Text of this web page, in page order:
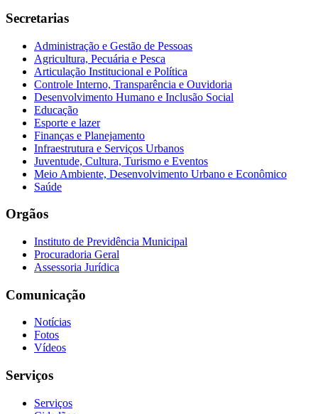
Secretarias
Administração e Gestão de Pessoas
Agricultura, Pecuária e Pesca
Articulação Institucional e Política
Controle Interno, Transparência e Ouvidoria
Desenvolvimento Humano e Inclusão Social
Educação
Esporte e lazer
Finanças e Planejamento
Infraestrutura e Serviços Urbanos
Juventude, Cultura, Turismo e Eventos
Meio Ambiente, Desenvolvimento Urbano e Econômico
Saúde
Orgãos
Instituto de Previdência Municipal
Procuradoria Geral
Assessoria Jurídica
Comunicação
Notícias
Fotos
Vídeos
Serviços
Serviços